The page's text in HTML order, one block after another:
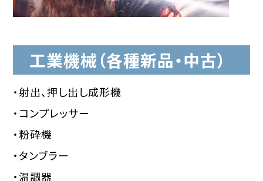
工業機械（各種新品・中古）
・射出、押し出し成形機
・コンプレッサー
・粉砕機
・タンブラー
・温調器